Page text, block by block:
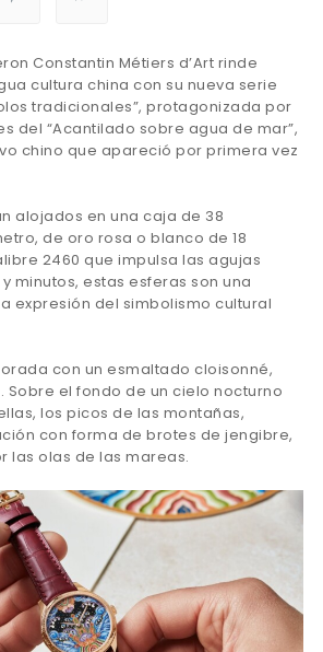
Constantin Métiers d’Art rinde
cultura china con su nueva serie
tradicionales”, protagonizada por
del “Acantilado sobre agua de mar”,
chino que apareció por primera vez
alojados en una caja de 38
de oro rosa o blanco de 18
2460 que impulsa las agujas
minutos, estas esferas son una
expresión del simbolismo cultural
con un esmaltado cloisonné,
Sobre el fondo de un cielo nocturno
los picos de las montañas,
con forma de brotes de jengibre,
las olas de las mareas.